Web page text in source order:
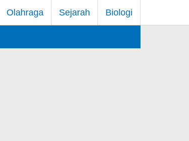
Olahraga Sejarah Biologi